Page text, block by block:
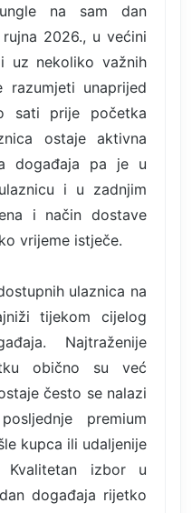
na sam dan
2026., u većini
uz nekoliko važnih
razumjeti unaprijed
sati prije početka
ostaje aktivna
događaja pa je u
i u zadnjim
i način dostave
vrijeme istječe.
ulaznica na
tijekom cijelog
Najtraženije
obično su već
često se nalazi
premium
kupca ili udaljenije
Kvalitetan izbor u
događaja rijetko